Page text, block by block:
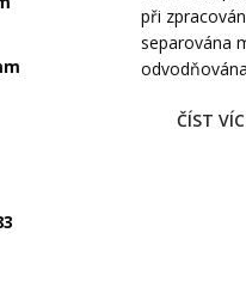
při
separována
ČÍST